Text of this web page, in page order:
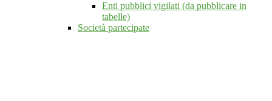
Enti pubblici vigilati (da pubblicare in
tabelle)
Società partecipate